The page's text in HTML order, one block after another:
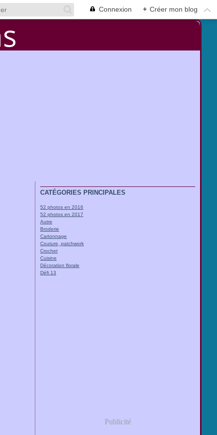
Connexion + Créer mon blog
CATÉGORIES PRINCIPALES
52 photos en 2016
52 photos en 2017
Autre
Broderie
Cartonnage
Couture, patchwork
Crochet
Cuisine
Décoration florale
Défi 13
Publicité